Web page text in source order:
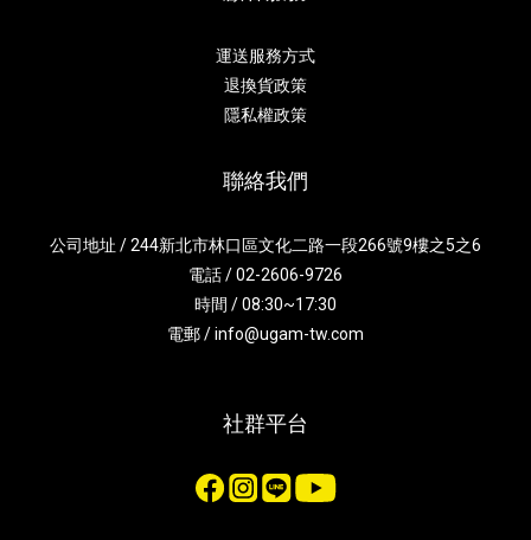
運送服務方式
退換貨政策
隱私權政策
聯絡我們
公司地址 / 244新北市林口區文化二路一段266號9樓之5之6
電話 / 02-2606-9726
時間 / 08:30~17:30
電郵 / info@ugam-tw.com
社群平台